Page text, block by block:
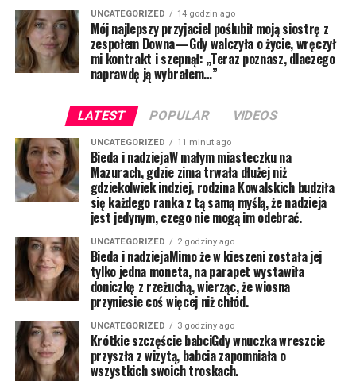
UNCATEGORIZED 14 godzin ago
Mój najlepszy przyjaciel poślubił moją siostrę z
zespołem Downa—Gdy walczyła o życie, wręczył
mi kontrakt i szepnął: „Teraz poznasz, dlaczego
naprawdę ją wybrałem…”
LATEST POPULAR VIDEOS
UNCATEGORIZED 11 minut ago
Bieda i nadziejaW małym miasteczku na
Mazurach, gdzie zima trwała dłużej niż
gdziekolwiek indziej, rodzina Kowalskich budziła
się każdego ranka z tą samą myślą, że nadzieja
jest jedynym, czego nie mogą im odebrać.
UNCATEGORIZED 2 godziny ago
Bieda i nadziejaMimo że w kieszeni została jej
tylko jedna moneta, na parapet wystawiła
doniczkę z rzeżuchą, wierząc, że wiosna
przyniesie coś więcej niż chłód.
UNCATEGORIZED 3 godziny ago
Krótkie szczęście babciGdy wnuczka wreszcie
przyszła z wizytą, babcia zapomniała o
wszystkich swoich troskach.